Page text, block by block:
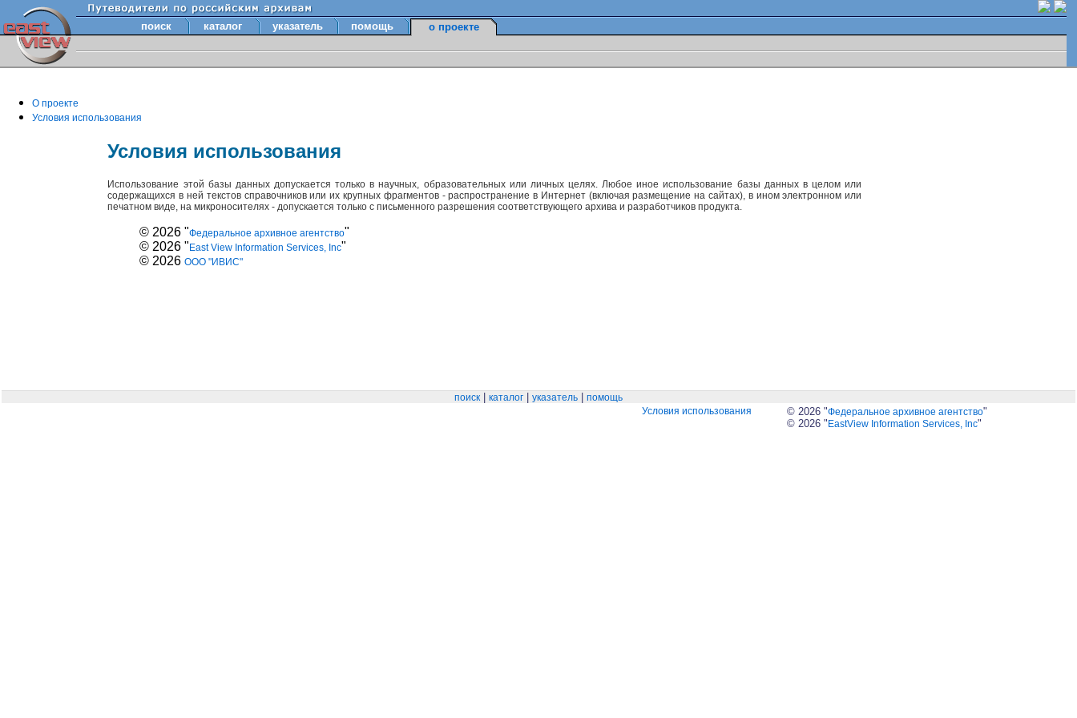
поиск каталог указатель помощь о проекте
О проекте
Условия использования
Условия использования
Использование этой базы данных допускается только в научных, образовательных или личных целях. Любое иное использование базы данных в целом или
содержащихся в ней текстов справочников или их крупных фрагментов - распространение в Интернет (включая размещение на сайтах), в ином электронном или
печатном виде, на микроносителях - допускается только с письменного разрешения соответствующего архива и разработчиков продукта.
© 2026 "Федеральное архивное агентство"
© 2026 " East View Information Services, Inc"
© 2026ООО "ИВИС"
поиск каталог указатель
помощь
Условия использования
© 2026 "Федеральное архивное агентство"
© 2026 " EastView Information Services, Inc"